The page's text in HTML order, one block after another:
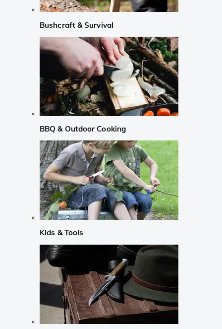
Bushcraft & Survival
BBQ & Outdoor Cooking
Kids & Tools